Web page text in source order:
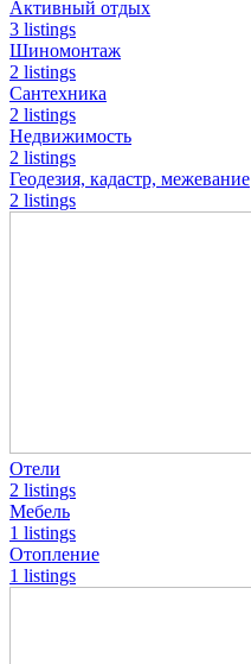
Активный отдых
3 listings
Шиномонтаж
2 listings
Сантехника
2 listings
Недвижимость
2 listings
Геодезия, кадастр, межевание
2 listings
Отели
2 listings
Мебель
1 listings
Отопление
1 listings